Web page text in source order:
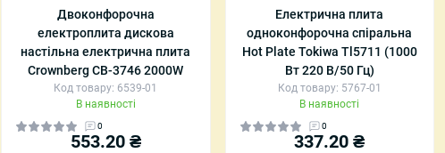
Двоконфорочна
електроплита дискова
настільна електрична плита
Crownberg CB-3746 2000W
Код товару: 6539-01
В наявності
0
553.20 ₴
Електрична плита
одноконфорочна спіральна
Hot Plate Tokiwa Tl5711 (1000
Вт 220 В/50 Гц)
Код товару: 5767-01
В наявності
0
337.20 ₴